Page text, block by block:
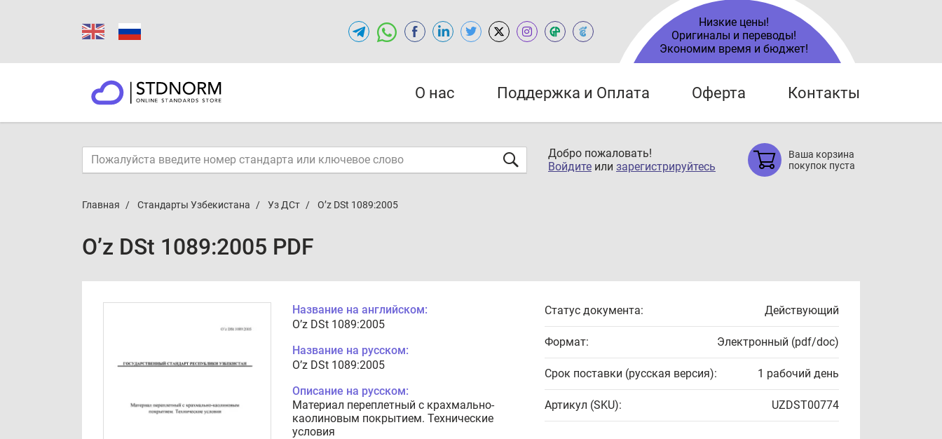
Низкие цены!
Оригиналы и переводы!
Экономим время и бюджет!
О нас Поддержка и Оплата Оферта Контакты
Добро пожаловать!
Войдите или зарегистрируйтесь
Ваша корзина
покупок пуста
Главная Стандарты Узбекистана Уз ДСт O’z DSt 1089:2005
O’z DSt 1089:2005 PDF
Название на английском:
O’z DSt 1089:2005
Название на русском:
O’z DSt 1089:2005
Описание на русском:
Материал переплетный с крахмально-
каолиновым покрытием. Технические
условия
Статус документа: Действующий
Формат: Электронный (pdf/doc)
Срок поставки (русская версия): 1 рабочий день
Артикул (SKU): UZDST00774